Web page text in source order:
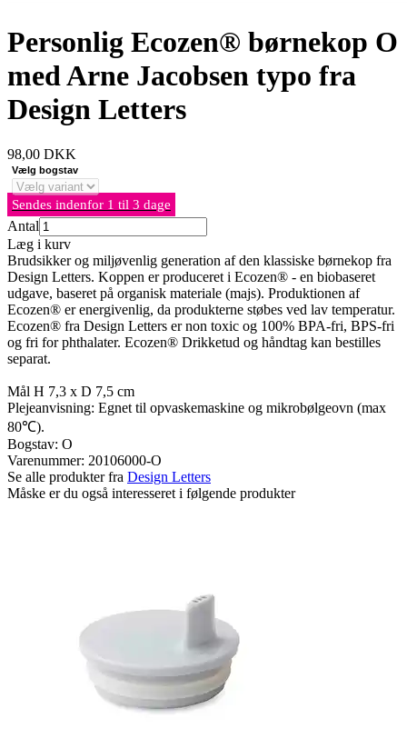
Personlig Ecozen® børnekop O
med Arne Jacobsen typo fra
Design Letters
98,00 DKK
Vælg bogstav
Sendes indenfor 1 til 3 dage
Antal
Læg i kurv
Brudsikker og miljøvenlig generation af den klassiske børnekop fra
Design Letters. Koppen er produceret i Ecozen® - en biobaseret
udgave, baseret på organisk materiale (majs). Produktionen af
Ecozen® er energivenlig, da produkterne støbes ved lav temperatur.
Ecozen® fra Design Letters er non toxic og 100% BPA-fri, BPS-fri
og fri for phthalater. Ecozen® Drikketud og håndtag kan bestilles
separat.
Mål H 7,3 x D 7,5 cm
Plejeanvisning: Egnet til opvaskemaskine og mikrobølgeovn (max
80℃).
Bogstav: O
Varenummer: 20106000-O
Se alle produkter fra Design Letters
Måske er du også interesseret i følgende produkter